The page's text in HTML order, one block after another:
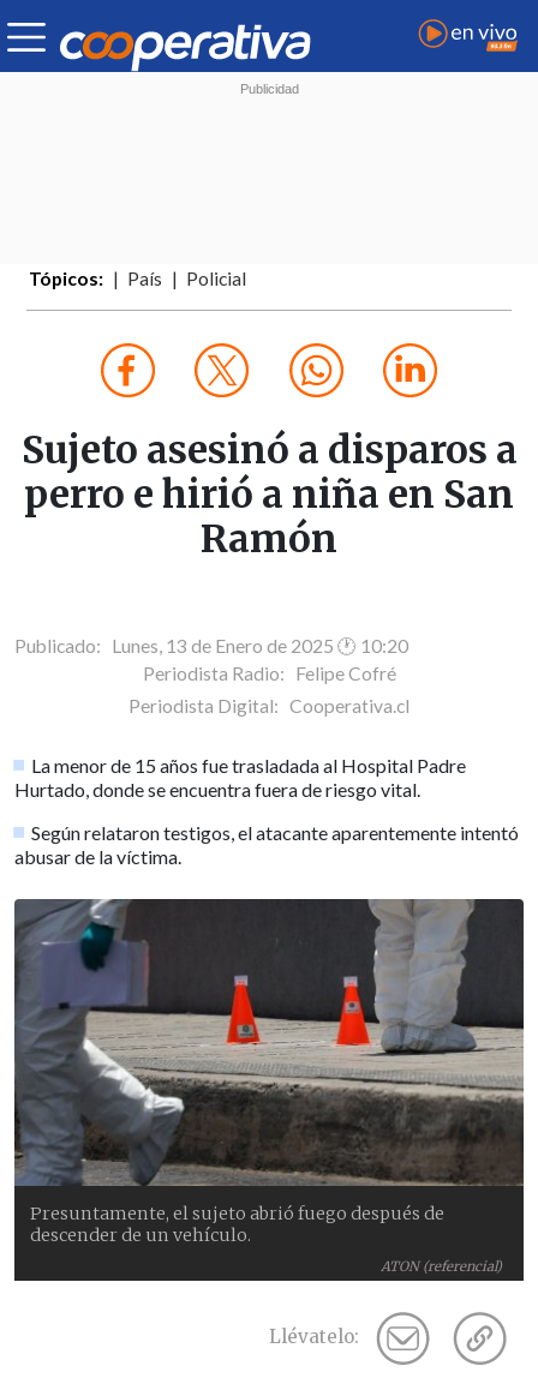
Tópicos: País Policial
Sujeto asesinó a disparos a
perro e hirió a niña en San
Ramón
Publicado: Lunes, 13 de Enero de 2025 🕐 10:20
Periodista Radio: Felipe Cofré
Periodista Digital: Cooperativa.cl
La menor de 15 años fue trasladada al Hospital Padre
Hurtado, donde se encuentra fuera de riesgo vital.
Según relataron testigos, el atacante aparentemente intentó
abusar de la víctima.
ATON (referencial)
Presuntamente, el sujeto abrió fuego después de
descender de un vehículo.
Llévatelo: